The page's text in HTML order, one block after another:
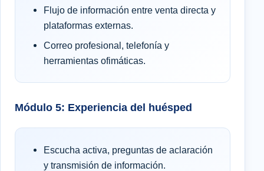
Flujo de información entre venta directa y
plataformas externas.
Correo profesional, telefonía y
herramientas ofimáticas.
Módulo 5: Experiencia del huésped
Escucha activa, preguntas de aclaración
y transmisión de información.